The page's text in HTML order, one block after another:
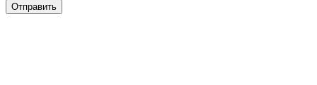
Отправить